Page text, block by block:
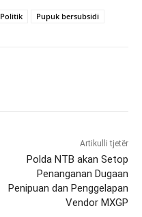
Politik Pupuk bersubsidi
Artikulli tjetër
Polda NTB akan Setop
Penanganan Dugaan
Penipuan dan Penggelapan
Vendor MXGP